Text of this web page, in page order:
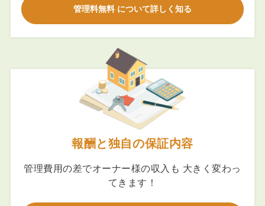
管理料無料 について詳しく知る
報酬と独自の保証内容
管理費用の差でオーナー様の収入も 大きく変わっ
てきます！